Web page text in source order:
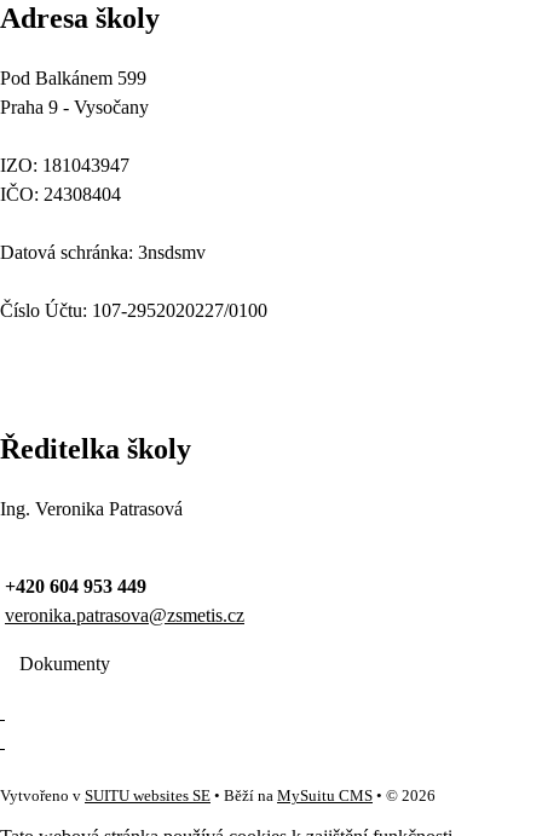
Adresa školy
Pod Balkánem 599
Praha 9 - Vysočany
IZO: 181043947
IČO: 24308404
Datová schránka: 3nsdsmv
Číslo Účtu: 107-2952020227/0100
Ředitelka školy
Ing. Veronika Patrasová
+420 604 953 449
veronika.patrasova@zsmetis.cz
Dokumenty
Vytvořeno v SUITU websites SE • Běží na MySuitu CMS • © 2026